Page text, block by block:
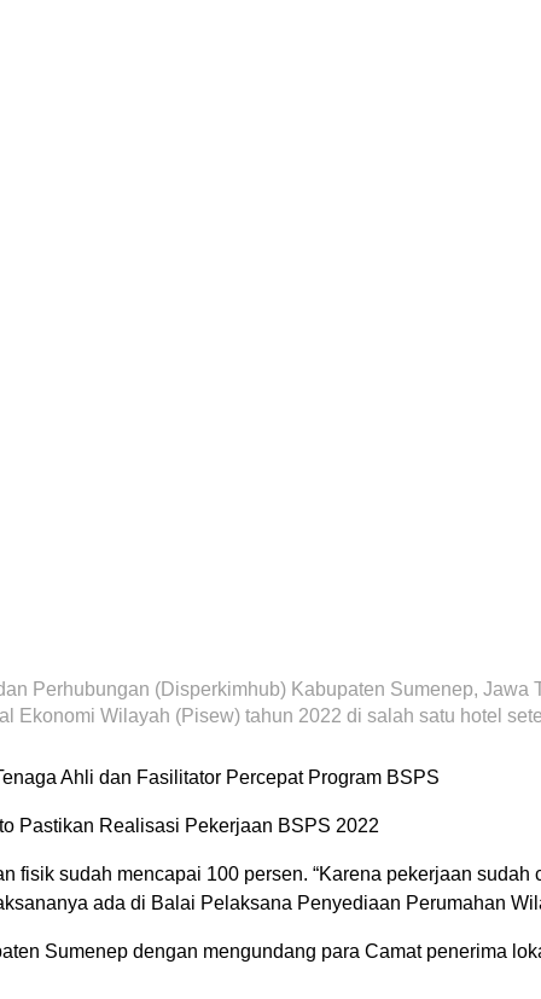
Perhubungan (Disperkimhub) Kabupaten Sumenep, Jawa
Ekonomi Wilayah (Pisew) tahun 2022 di salah satu hotel
Ahli dan Fasilitator Percepat Program BSPS
Pastikan Realisasi Pekerjaan BSPS 2022
sudah mencapai 100 persen. “Karena pekerjaan
ada di Balai Pelaksana Penyediaan Perumahan
Sumenep dengan mengundang para Camat penerima